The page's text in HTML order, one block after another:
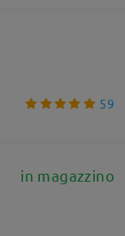
59
in magazzino